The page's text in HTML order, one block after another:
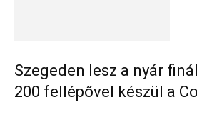
Szegeden lesz a nyár
200 fellépővel készül a